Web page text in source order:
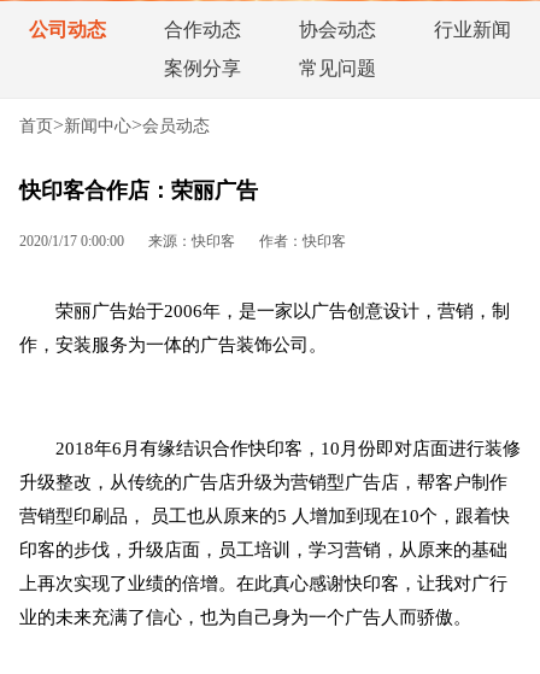
公司动态 合作动态 协会动态
行业新闻
案例分享
常见问题
首页>新闻中心>会员动态
快印客合作店：荣丽广告
2020/1/17 0:00:00 来源：快印客 作者：快印客
荣丽广告始于2006年，是一家以广告创意设计，营销，制
作，安装服务为一体的广告装饰公司。
2018年6月有缘结识合作快印客，10月份即对店面进行装修
升级整改，从传统的广告店升级为营销型广告店，帮客户制作
营销型印刷品， 员工也从原来的5 人增加到现在10个，跟着快
印客的步伐，升级店面，员工培训，学习营销，从原来的基础
上再次实现了业绩的倍增。在此真心感谢快印客，让我对广行
业的未来充满了信心，也为自己身为一个广告人而骄傲。